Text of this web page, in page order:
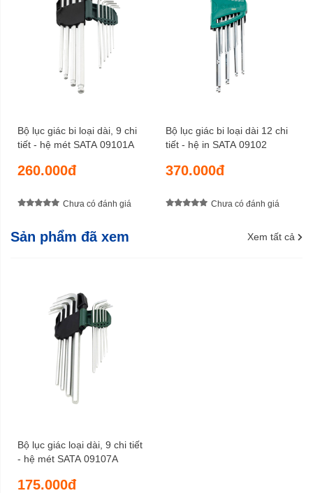
Bộ lục giác bi loại dài, 9 chi
tiết - hệ mét SATA 09101A
260.000đ
Chưa có đánh giá
Bộ lục giác bi loại dài 12 chi
tiết - hệ in SATA 09102
370.000đ
Chưa có đánh giá
Sản phẩm đã xem Xem tất cả
Bộ lục giác loại dài, 9 chi tiết
- hệ mét SATA 09107A
175.000đ